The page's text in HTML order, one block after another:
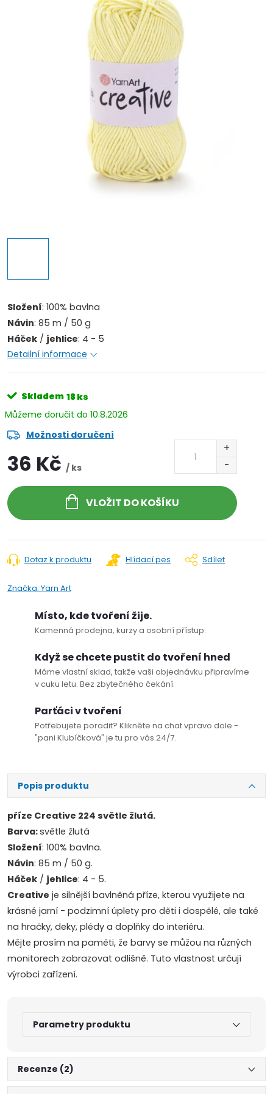
Složení: 100% bavlna
Návin: 85 m / 50 g
Háček / jehlice: 4 - 5
Detailní informace
Skladem 18 ks
10.8.2026
Možnosti doručení
36 Kč / ks
VLOŽIT DO KOŠÍKU
Dotaz k produktu Hlídací pes Sdílet
Značka: Yarn Art
Místo, kde tvoření žije.
Kamenná prodejna, kurzy a osobní přístup.
Když se chcete pustit do tvoření hned
Máme vlastní sklad, takže vaši objednávku připravíme
v cuku letu. Bez zbytečného čekání.
Parťáci v tvoření
Potřebujete poradit? Klikněte na chat vpravo dole -
"pani Klubíčková" je tu pro vás 24/7.
Popis produktu
příze Creative 224 světle žlutá.
Barva:světle žlutá
Složení: 100% bavlna.
Návin: 85 m / 50 g.
Háček / jehlice: 4 - 5.
Creative je silnější bavlněná příze, kterou využijete na
krásné jarní - podzimní úplety pro děti i dospělé, ale také
na hračky, deky, plédy a doplňky do interiéru.
Mějte prosím na paměti, že barvy se můžou na různých
monitorech zobrazovat odlišně. Tuto vlastnost určují
výrobci zařízení.
Parametry produktu
Recenze (2)